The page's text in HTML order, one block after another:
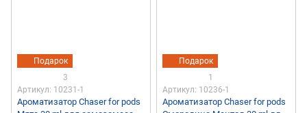
Подарок
3
Артикул: 10231-1
Ароматизатор Chaser for pods
Подарок
1
Артикул: 10236-1
Ароматизатор Chaser for pods